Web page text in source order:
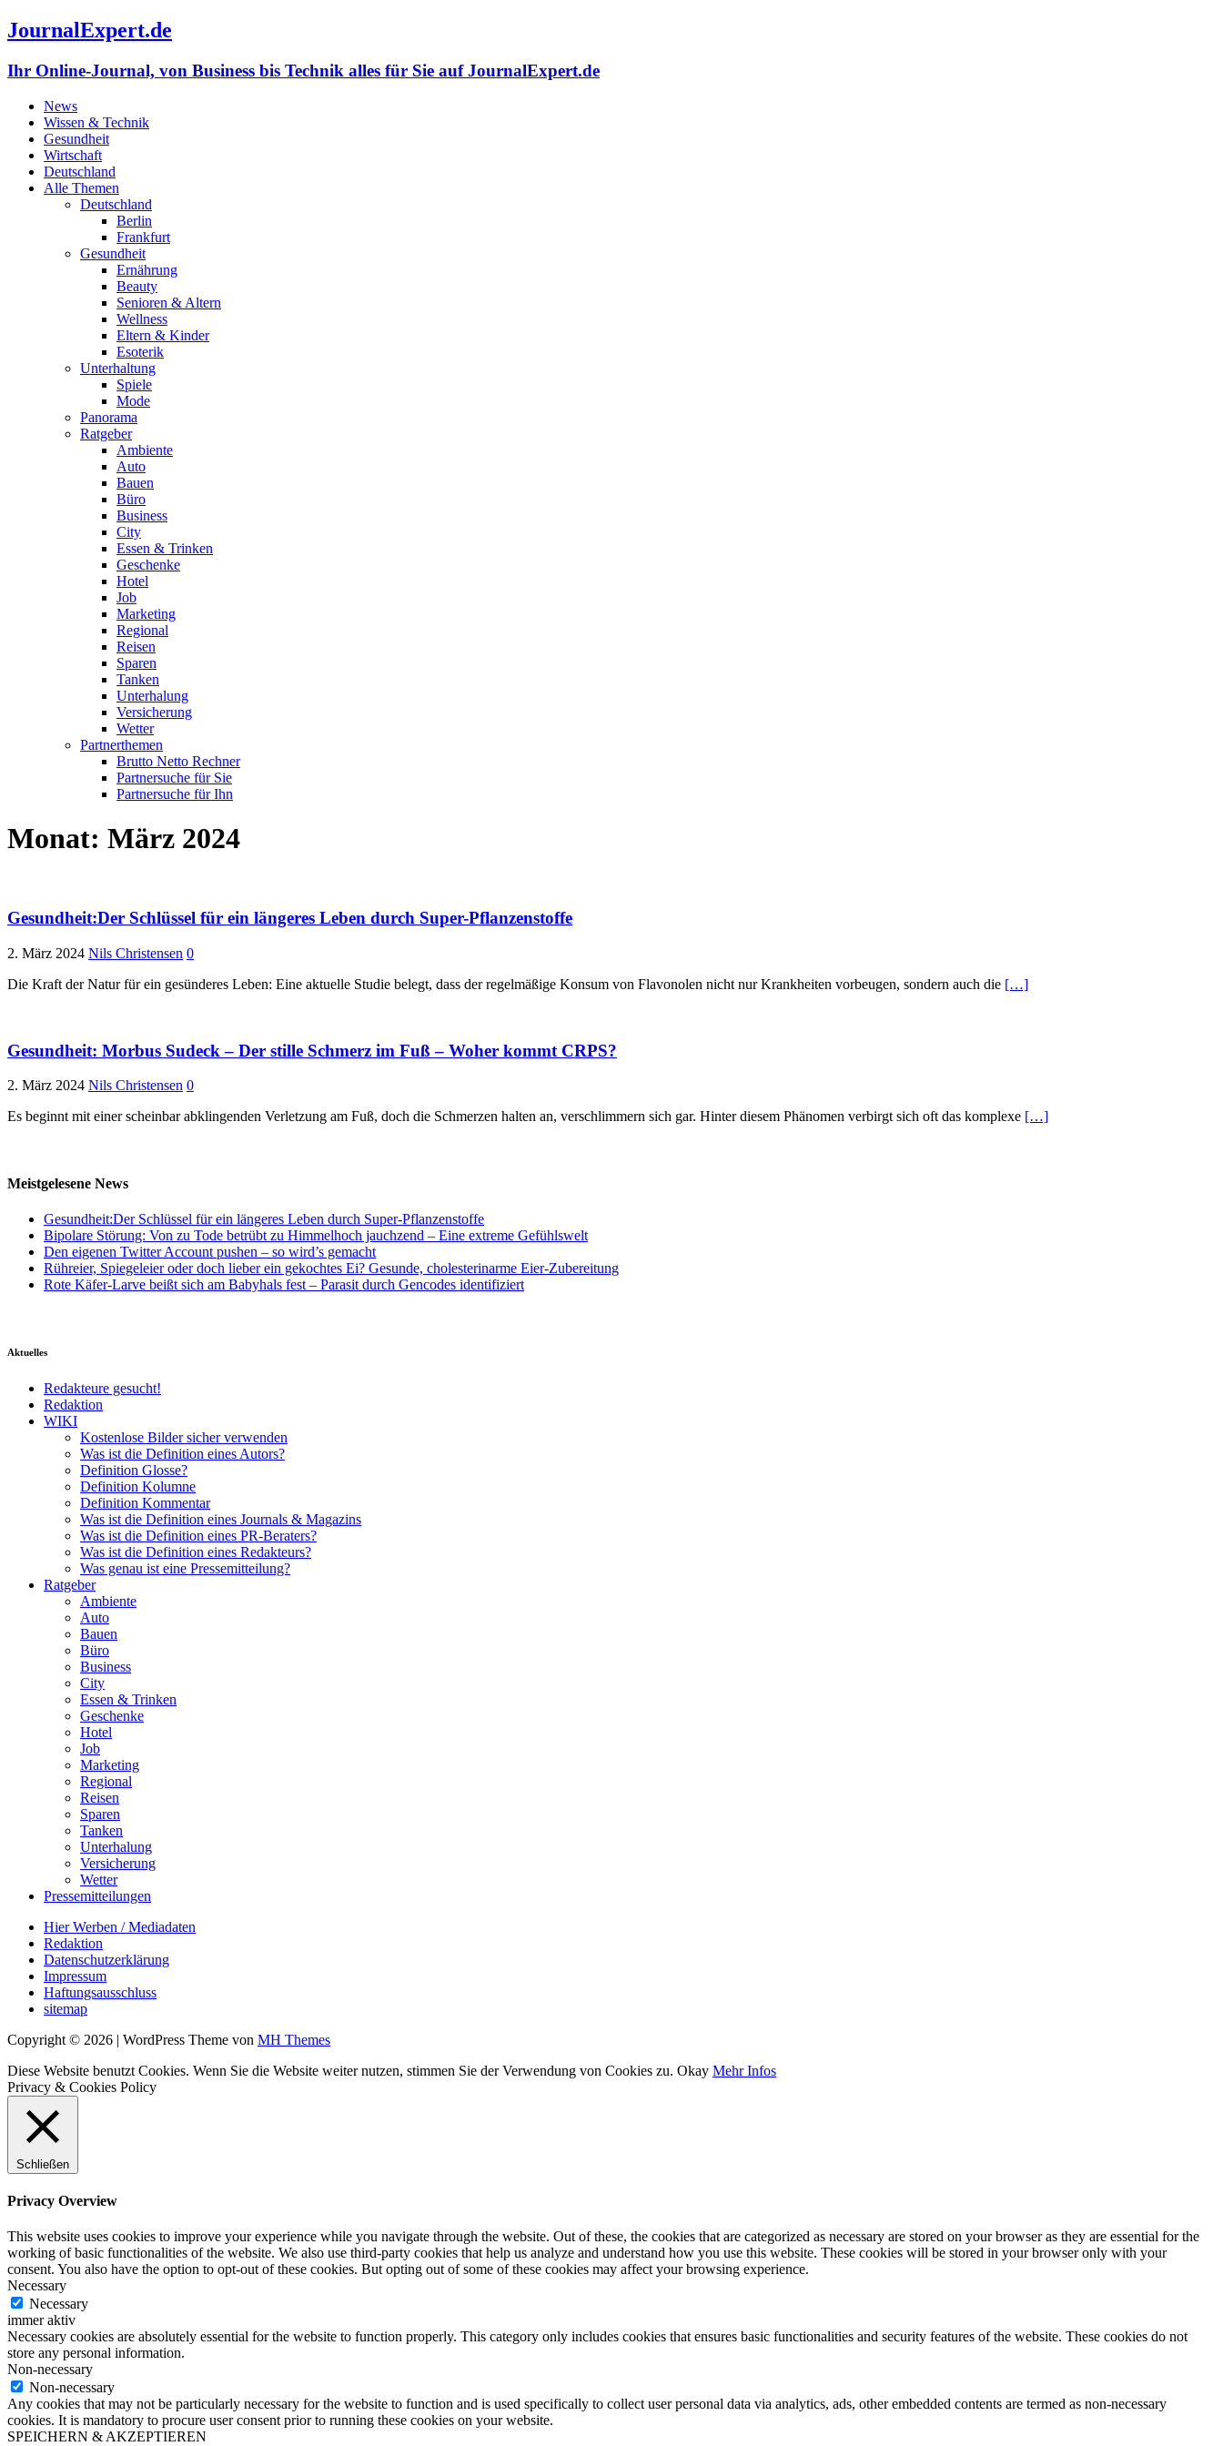
JournalExpert.de
Ihr Online-Journal, von Business bis Technik alles für Sie auf JournalExpert.de
News
Wissen & Technik
Gesundheit
Wirtschaft
Deutschland
Alle Themen
Deutschland
Berlin
Frankfurt
Gesundheit
Ernährung
Beauty
Senioren & Altern
Wellness
Eltern & Kinder
Esoterik
Unterhaltung
Spiele
Mode
Panorama
Ratgeber
Ambiente
Auto
Bauen
Büro
Business
City
Essen & Trinken
Geschenke
Hotel
Job
Marketing
Regional
Reisen
Sparen
Tanken
Unterhalung
Versicherung
Wetter
Partnerthemen
Brutto Netto Rechner
Partnersuche für Sie
Partnersuche für Ihn
Monat: März 2024
Gesundheit:Der Schlüssel für ein längeres Leben durch Super-Pflanzenstoffe
2. März 2024 Nils Christensen 0
Die Kraft der Natur für ein gesünderes Leben: Eine aktuelle Studie belegt, dass der regelmäßige Konsum von Flavonolen nicht nur Krankheiten vorbeugen, sondern auch die […]
Gesundheit: Morbus Sudeck – Der stille Schmerz im Fuß – Woher kommt CRPS?
2. März 2024 Nils Christensen 0
Es beginnt mit einer scheinbar abklingenden Verletzung am Fuß, doch die Schmerzen halten an, verschlimmern sich gar. Hinter diesem Phänomen verbirgt sich oft das komplexe […]
Meistgelesene News
Gesundheit:Der Schlüssel für ein längeres Leben durch Super-Pflanzenstoffe
Bipolare Störung: Von zu Tode betrübt zu Himmelhoch jauchzend – Eine extreme Gefühlswelt
Den eigenen Twitter Account pushen – so wird’s gemacht
Rühreier, Spiegeleier oder doch lieber ein gekochtes Ei? Gesunde, cholesterinarme Eier-Zubereitung
Rote Käfer-Larve beißt sich am Babyhals fest – Parasit durch Gencodes identifiziert
Aktuelles
Redakteure gesucht!
Redaktion
WIKI
Kostenlose Bilder sicher verwenden
Was ist die Definition eines Autors?
Definition Glosse?
Definition Kolumne
Definition Kommentar
Was ist die Definition eines Journals & Magazins
Was ist die Definition eines PR-Beraters?
Was ist die Definition eines Redakteurs?
Was genau ist eine Pressemitteilung?
Ratgeber
Ambiente
Auto
Bauen
Büro
Business
City
Essen & Trinken
Geschenke
Hotel
Job
Marketing
Regional
Reisen
Sparen
Tanken
Unterhalung
Versicherung
Wetter
Pressemitteilungen
Hier Werben / Mediadaten
Redaktion
Datenschutzerklärung
Impressum
Haftungsausschluss
sitemap
Copyright © 2026 | WordPress Theme von MH Themes
Diese Website benutzt Cookies. Wenn Sie die Website weiter nutzen, stimmen Sie der Verwendung von Cookies zu. Okay Mehr Infos
Privacy & Cookies Policy
Schließen
Privacy Overview
This website uses cookies to improve your experience while you navigate through the website. Out of these, the cookies that are categorized as necessary are stored on your browser as they are essential for the
working of basic functionalities of the website. We also use third-party cookies that help us analyze and understand how you use this website. These cookies will be stored in your browser only with your
consent. You also have the option to opt-out of these cookies. But opting out of some of these cookies may affect your browsing experience.
Necessary
Necessary
immer aktiv
Necessary cookies are absolutely essential for the website to function properly. This category only includes cookies that ensures basic functionalities and security features of the website. These cookies do not
store any personal information.
Non-necessary
Non-necessary
Any cookies that may not be particularly necessary for the website to function and is used specifically to collect user personal data via analytics, ads, other embedded contents are termed as non-necessary
cookies. It is mandatory to procure user consent prior to running these cookies on your website.
SPEICHERN & AKZEPTIEREN